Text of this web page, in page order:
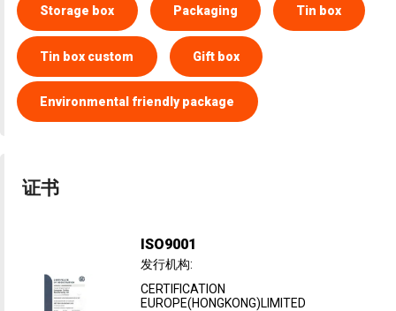
Storage box Packaging Tin box
Tin box custom Gift box
Environmental friendly package
证书
ISO9001
发行机构:
CERTIFICATION
EUROPE(HONGKONG)LIMITED